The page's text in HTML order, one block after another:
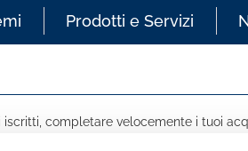
Prodotti e Servizi
completare velocemente i tuoi